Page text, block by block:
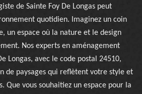
de Sainte Foy De Longas peut
quotidien. Imaginez un coin
un espace où la nature et le design
Nos experts en aménagement
Longas, avec le code postal 24510,
de paysages qui reflètent votre style et
Que vous souhaitiez un espace pour la